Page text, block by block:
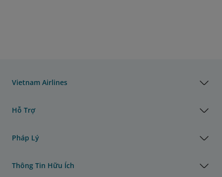
Vietnam Airlines
Hỗ Trợ
Pháp Lý
Thông Tin Hữu Ích